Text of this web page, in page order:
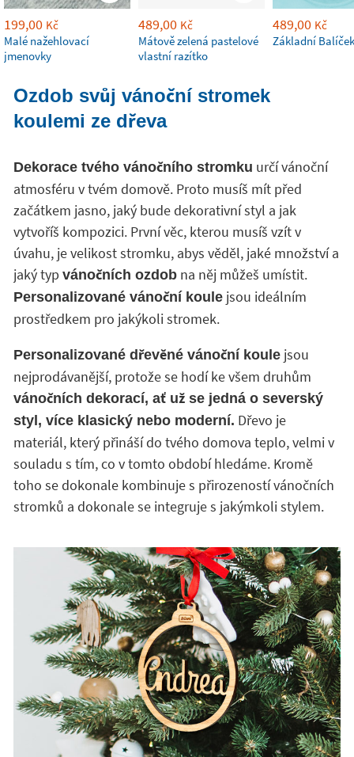
199,00 Kč
Malé nažehlovací
jmenovky
489,00 Kč
Mátově zelená pastelové
vlastní razítko
489,00 Kč
Základní Balíček
Ozdob svůj vánoční stromek
koulemi ze dřeva
Dekorace tvého vánočního stromku určí vánoční
atmosféru v tvém domově. Proto musíš mít před
začátkem jasno, jaký bude dekorativní styl a jak
vytvoříš kompozici. První věc, kterou musíš vzít v
úvahu, je velikost stromku, abys věděl, jaké množství a
jaký typ vánočních ozdobna něj můžeš umístit.
Personalizované vánoční koulejsou ideálním
prostředkem pro jakýkoli stromek.
Personalizované dřevěné vánoční koulejsou
nejprodávanější, protože se hodí ke všem druhům
vánočních dekorací, ať už se jedná o severský
styl, více klasický nebo moderní. Dřevo je
materiál, který přináší do tvého domova teplo, velmi v
souladu s tím, co v tomto období hledáme. Kromě
toho se dokonale kombinuje s přirozeností vánočních
stromků a dokonale se integruje s jakýmkoli stylem.